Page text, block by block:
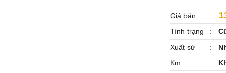
Giá bán
Tình trạng
Xuất sứ
Km